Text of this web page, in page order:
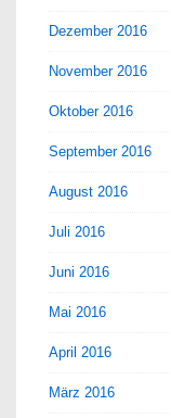
Dezember 2016
November 2016
Oktober 2016
September 2016
August 2016
Juli 2016
Juni 2016
Mai 2016
April 2016
März 2016